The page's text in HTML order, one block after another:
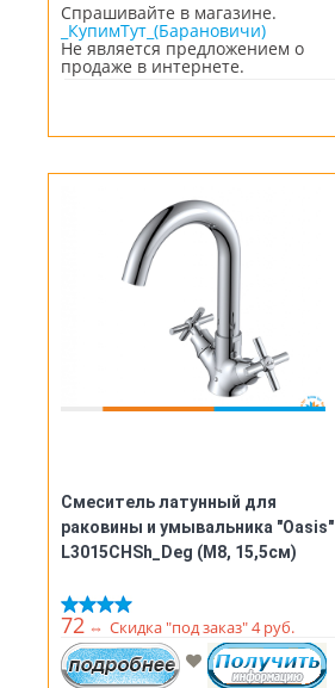
Спрашивайте в магазине.
_КупимТут_(Барановичи)
Не является предложением о
продаже в интернете.
Смеситель латунный для
раковины и умывальника "Oasis"
L3015CHSh_Deg (М8, 15,5см)
72 ⇔ Скидка "под заказ" 4 руб.